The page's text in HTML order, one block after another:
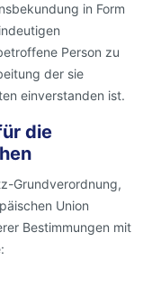
in Form
Person zu
der sie
einverstanden ist.
die
Grundverordnung,
Union
Bestimmungen mit